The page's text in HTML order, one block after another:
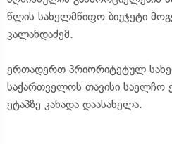
წლის სახელმწიფო ბიუჯეტი
კალანდაძემ.
ერთადერთ პრიორიტეტულ
საქართველოს თავისი საელჩო
ეტაპზე კანადა დაასახელა.